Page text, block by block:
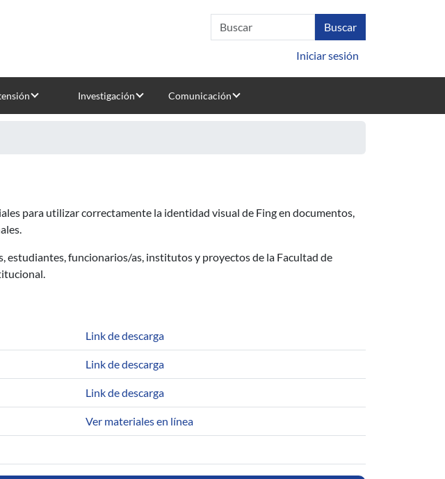
Iniciar sesión
Investigación Comunicación
para utilizar correctamente la identidad visual de Fing en documentos,
estudiantes, funcionarios/as, institutos y proyectos de la Facultad de
Link de descarga
Link de descarga
Link de descarga
Ver materiales en línea